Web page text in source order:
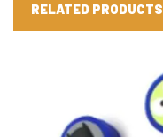
RELATED PRODUCTS